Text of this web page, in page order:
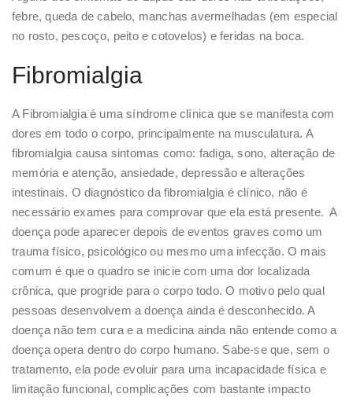
febre, queda de cabelo, manchas avermelhadas (em especial
no rosto, pescoço, peito e cotovelos) e feridas na boca.
Fibromialgia
A Fibromialgia é uma síndrome clínica que se manifesta com
dores em todo o corpo, principalmente na musculatura. A
fibromialgia causa sintomas como: fadiga, sono, alteração de
memória e atenção, ansiedade, depressão e alterações
intestinais. O diagnóstico da fibromialgia é clínico, não é
necessário exames para comprovar que ela está presente. A
doença pode aparecer depois de eventos graves como um
trauma físico, psicológico ou mesmo uma infecção. O mais
comum é que o quadro se inicie com uma dor localizada
crônica, que progride para o corpo todo. O motivo pelo qual
pessoas desenvolvem a doença ainda é desconhecido. A
doença não tem cura e a medicina ainda não entende como a
doença opera dentro do corpo humano. Sabe-se que, sem o
tratamento, ela pode evoluir para uma incapacidade física e
limitação funcional, complicações com bastante impacto